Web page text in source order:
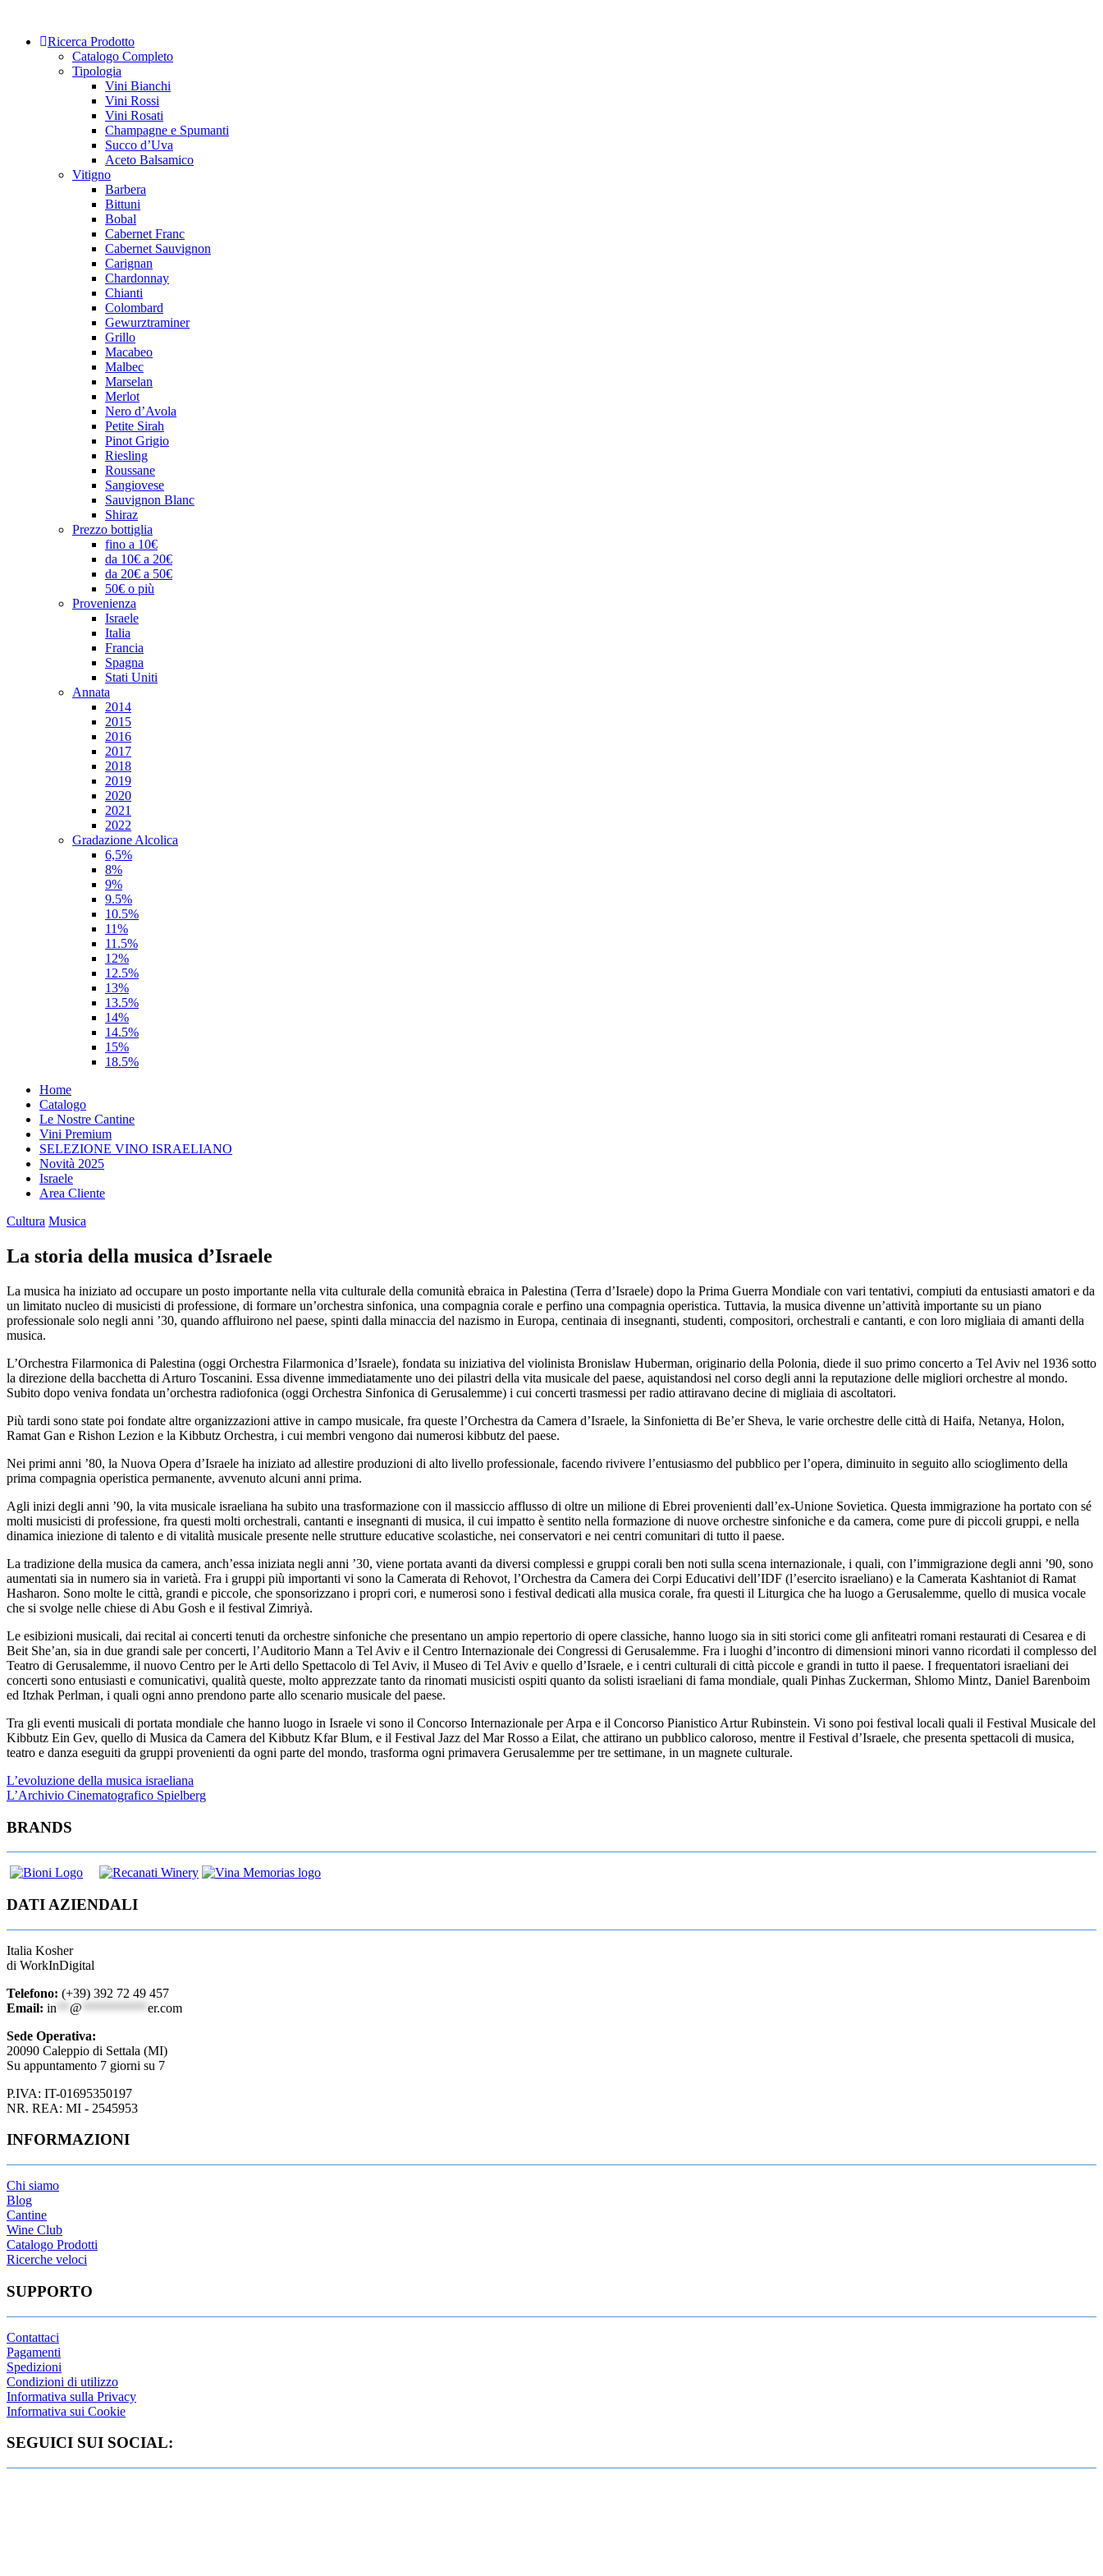
content Ricerca Prodotto
Catalogo Completo
Tipologia
Vini Bianchi
Vini Rossi
Vini Rosati
Champagne e Spumanti
Succo d’Uva
Aceto Balsamico
Vitigno
Barbera
Bittuni
Bobal
Cabernet Franc
Cabernet Sauvignon
Carignan
Chardonnay
Chianti
Colombard
Gewurztraminer
Grillo
Macabeo
Malbec
Marselan
Merlot
Nero d’Avola
Petite Sirah
Pinot Grigio
Riesling
Roussane
Sangiovese
Sauvignon Blanc
Shiraz
Prezzo bottiglia
fino a 10€
da 10€ a 20€
da 20€ a 50€
50€ o più
Provenienza
Israele
Italia
Francia
Spagna
Stati Uniti
Annata
2014
2015
2016
2017
2018
2019
2020
2021
2022
Gradazione Alcolica
6,5%
8%
9%
9.5%
10.5%
11%
11.5%
12%
12.5%
13%
13.5%
14%
14.5%
15%
18.5%
Home
Catalogo
Le Nostre Cantine
Vini Premium
SELEZIONE VINO ISRAELIANO
Novità 2025
Israele
Area Cliente
Cultura Musica
La storia della musica d’Israele
La musica ha iniziato ad occupare un posto importante nella vita culturale della comunità ebraica in Palestina (Terra d’Israele) dopo la Prima Guerra Mondiale con vari tentativi, compiuti da entusiasti amatori e da
un limitato nucleo di musicisti di professione, di formare un’orchestra sinfonica, una compagnia corale e perfino una compagnia operistica. Tuttavia, la musica divenne un’attività importante su un piano
professionale solo negli anni ’30, quando affluirono nel paese, spinti dalla minaccia del nazismo in Europa, centinaia di insegnanti, studenti, compositori, orchestrali e cantanti, e con loro migliaia di amanti della
musica.
L’Orchestra Filarmonica di Palestina (oggi Orchestra Filarmonica d’Israele), fondata su iniziativa del violinista Bronislaw Huberman, originario della Polonia, diede il suo primo concerto a Tel Aviv nel 1936 sotto
la direzione della bacchetta di Arturo Toscanini. Essa divenne immediatamente uno dei pilastri della vita musicale del paese, aquistandosi nel corso degli anni la reputazione delle migliori orchestre al mondo.
Subito dopo veniva fondata un’orchestra radiofonica (oggi Orchestra Sinfonica di Gerusalemme) i cui concerti trasmessi per radio attiravano decine di migliaia di ascoltatori.
Più tardi sono state poi fondate altre organizzazioni attive in campo musicale, fra queste l’Orchestra da Camera d’Israele, la Sinfonietta di Be’er Sheva, le varie orchestre delle città di Haifa, Netanya, Holon,
Ramat Gan e Rishon Lezion e la Kibbutz Orchestra, i cui membri vengono dai numerosi kibbutz del paese.
Nei primi anni ’80, la Nuova Opera d’Israele ha iniziato ad allestire produzioni di alto livello professionale, facendo rivivere l’entusiasmo del pubblico per l’opera, diminuito in seguito allo scioglimento della
prima compagnia operistica permanente, avvenuto alcuni anni prima.
Agli inizi degli anni ’90, la vita musicale israeliana ha subito una trasformazione con il massiccio afflusso di oltre un milione di Ebrei provenienti dall’ex-Unione Sovietica. Questa immigrazione ha portato con sé
molti musicisti di professione, fra questi molti orchestrali, cantanti e insegnanti di musica, il cui impatto è sentito nella formazione di nuove orchestre sinfoniche e da camera, come pure di piccoli gruppi, e nella
dinamica iniezione di talento e di vitalità musicale presente nelle strutture educative scolastiche, nei conservatori e nei centri comunitari di tutto il paese.
La tradizione della musica da camera, anch’essa iniziata negli anni ’30, viene portata avanti da diversi complessi e gruppi corali ben noti sulla scena internazionale, i quali, con l’immigrazione degli anni ’90, sono
aumentati sia in numero sia in varietà. Fra i gruppi più importanti vi sono la Camerata di Rehovot, l’Orchestra da Camera dei Corpi Educativi dell’IDF (l’esercito israeliano) e la Camerata Kashtaniot di Ramat
Hasharon. Sono molte le città, grandi e piccole, che sponsorizzano i propri cori, e numerosi sono i festival dedicati alla musica corale, fra questi il Liturgica che ha luogo a Gerusalemme, quello di musica vocale
che si svolge nelle chiese di Abu Gosh e il festival Zimriyà.
Le esibizioni musicali, dai recital ai concerti tenuti da orchestre sinfoniche che presentano un ampio repertorio di opere classiche, hanno luogo sia in siti storici come gli anfiteatri romani restaurati di Cesarea e di
Beit She’an, sia in due grandi sale per concerti, l’Auditorio Mann a Tel Aviv e il Centro Internazionale dei Congressi di Gerusalemme. Fra i luoghi d’incontro di dimensioni minori vanno ricordati il complesso del
Teatro di Gerusalemme, il nuovo Centro per le Arti dello Spettacolo di Tel Aviv, il Museo di Tel Aviv e quello d’Israele, e i centri culturali di città piccole e grandi in tutto il paese. I frequentatori israeliani dei
concerti sono entusiasti e comunicativi, qualità queste, molto apprezzate tanto da rinomati musicisti ospiti quanto da solisti israeliani di fama mondiale, quali Pinhas Zuckerman, Shlomo Mintz, Daniel Barenboim
ed Itzhak Perlman, i quali ogni anno prendono parte allo scenario musicale del paese.
Tra gli eventi musicali di portata mondiale che hanno luogo in Israele vi sono il Concorso Internazionale per Arpa e il Concorso Pianistico Artur Rubinstein. Vi sono poi festival locali quali il Festival Musicale del
Kibbutz Ein Gev, quello di Musica da Camera del Kibbutz Kfar Blum, e il Festival Jazz del Mar Rosso a Eilat, che attirano un pubblico caloroso, mentre il Festival d’Israele, che presenta spettacoli di musica,
teatro e danza eseguiti da gruppi provenienti da ogni parte del mondo, trasforma ogni primavera Gerusalemme per tre settimane, in un magnete culturale.
Navigazione
articoli
L’evoluzione della musica israeliana
L’Archivio Cinematografico Spielberg
BRANDS
DATI AZIENDALI
Italia Kosher
di WorkInDigital
Telefono: (+39) 392 72 49 457
Email: in @
er.com
Sede Operativa:
20090 Caleppio di Settala (MI)
Su appuntamento 7 giorni su 7
P.IVA: IT-01695350197
NR. REA: MI - 2545953
INFORMAZIONI
Chi siamo
Blog
Cantine
Wine Club
Catalogo Prodotti
Ricerche veloci
SUPPORTO
Contattaci
Pagamenti
Spedizioni
Condizioni di utilizzo
Informativa sulla Privacy
Informativa sui Cookie
SEGUICI SUI SOCIAL: